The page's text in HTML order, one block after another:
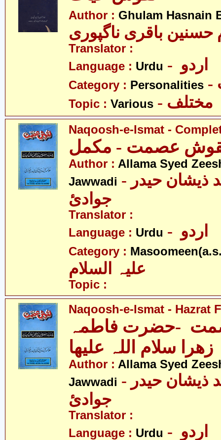
Author : Ghulam Hasnain
Translator :
Language : Urdu
Category : Personalities
Topic : Various - مختلف
Naqoosh-e-Ismat -
عصمت - مکمل
Author : Allama Syed
Jawwadi - علامہ سیّد ذیشان حیدر
جوادئ
Translator :
Language : Urdu
Category :
Topic :
Naqoosh-e-Ismat - Hazrat
-حضرت فاطمہ
زھرا سلام اللہ علیھا
Author : Allama Syed
Jawwadi - علامہ سیّد ذیشان حیدر
جوادئ
Translator :
Language : Urdu